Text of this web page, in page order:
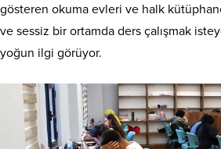
gösteren okuma evleri ve halk
ve sessiz bir ortamda ders çalışmak
yoğun ilgi görüyor.